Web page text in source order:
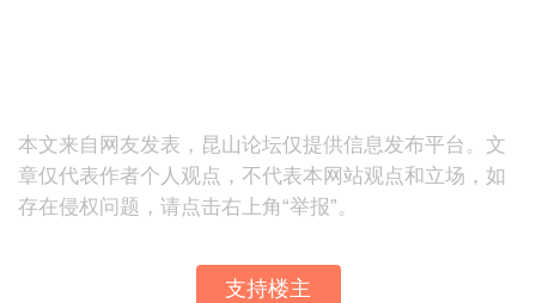
本文来自网友发表，昆山论坛仅提供信息发布平台。文
章仅代表作者个人观点，不代表本网站观点和立场，如
存在侵权问题，请点击右上角“举报”。
支持楼主